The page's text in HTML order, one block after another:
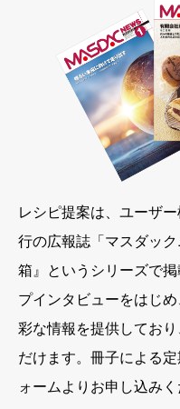
レシピ提案は、ユーザ
行の広報誌「マスダッ
箱』というシリーズで
プインタビューをはじ
彩な情報を提供してお
だけます。冊子による
ォームよりお申し込みく